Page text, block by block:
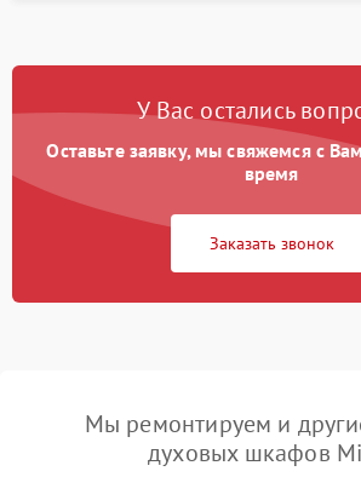
У Вас остались
Оставьте заявку, мы свяжемся с
время
Заказать звонок
Мы ремонтируем и
духовых шкафов